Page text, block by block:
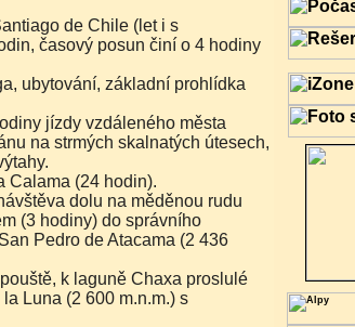
časový posun činí o 4 hodiny
ubytování, základní prohlídka
jízdy vzdáleného města
na strmých skalnatých útesech,
(24 hodin).
dolu na měděnou rudu
(3 hodiny) do správního
Pedro de Atacama (2 436
k laguně Chaxa proslulé
Luna (2 600 m.n.m.) s